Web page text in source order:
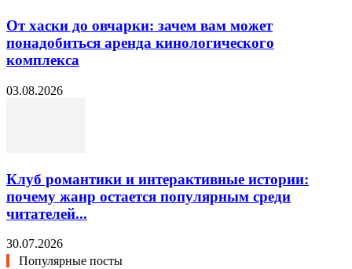
От хаски до овчарки: зачем вам может
понадобиться аренда кинологического
комплекса
03.08.2026
Клуб романтики и интерактивные истории:
почему жанр остается популярным среди
читателей...
30.07.2026
Популярные посты